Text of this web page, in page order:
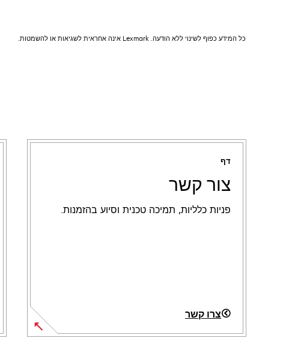
כל המידע כפוף לשינוי ללא הודעה. Lexmark אינה אחראית לשגיאות או להשמטות.
דף
צור קשר
פניות כלליות, תמיכה טכנית וסיוע בהזמנות.
צרו קשר